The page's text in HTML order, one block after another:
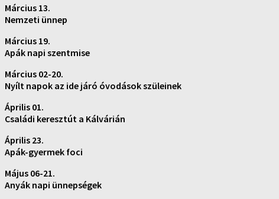
Március 13.
Nemzeti ünnep
Március 19.
Apák napi szentmise
Március 02-20.
Nyílt napok az ide járó óvodások szüleinek
Április 01.
Családi keresztút a Kálvárián
Április 23.
Apák-gyermek foci
Május 06-21.
Anyák napi ünnepségek